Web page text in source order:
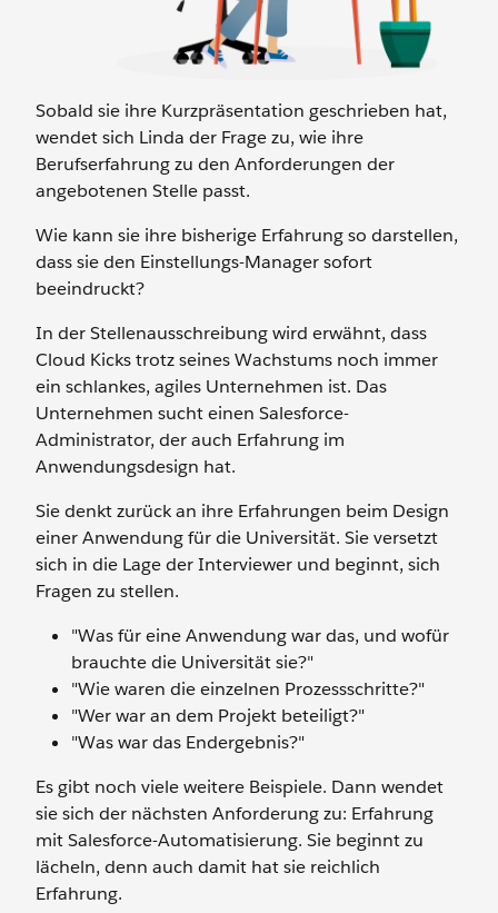
Sobald sie ihre Kurzpräsentation geschrieben hat,
wendet sich Linda der Frage zu, wie ihre
Berufserfahrung zu den Anforderungen der
angebotenen Stelle passt.
Wie kann sie ihre bisherige Erfahrung so darstellen,
dass sie den Einstellungs-Manager sofort
beeindruckt?
In der Stellenausschreibung wird erwähnt, dass
Cloud Kicks trotz seines Wachstums noch immer
ein schlankes, agiles Unternehmen ist. Das
Unternehmen sucht einen Salesforce-
Administrator, der auch Erfahrung im
Anwendungsdesign hat.
Sie denkt zurück an ihre Erfahrungen beim Design
einer Anwendung für die Universität. Sie versetzt
sich in die Lage der Interviewer und beginnt, sich
Fragen zu stellen.
"Was für eine Anwendung war das, und wofür
brauchte die Universität sie?"
"Wie waren die einzelnen Prozessschritte?"
"Wer war an dem Projekt beteiligt?"
"Was war das Endergebnis?"
Es gibt noch viele weitere Beispiele. Dann wendet
sie sich der nächsten Anforderung zu: Erfahrung
mit Salesforce-Automatisierung. Sie beginnt zu
lächeln, denn auch damit hat sie reichlich
Erfahrung.